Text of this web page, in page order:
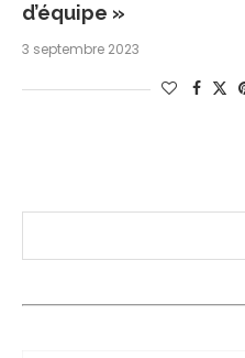
d’équipe »
3 septembre 2023